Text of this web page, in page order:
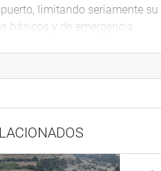
limitando seriamente
básicos y de emergencia.
no puede seguir avanzando a
seguimos esperando
de evaluar el uso efectivo de
la infraestructura